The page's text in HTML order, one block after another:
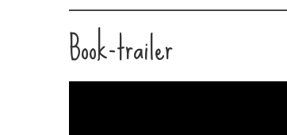
Book-trailer